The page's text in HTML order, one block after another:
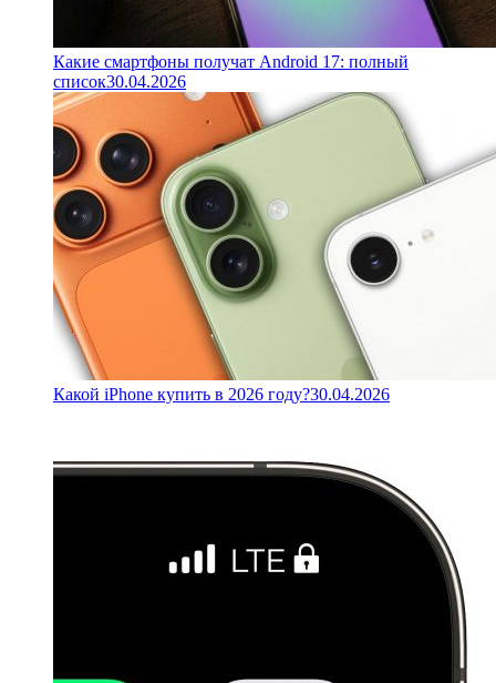
Какие смартфоны получат Android 17: полный
список30.04.2026
Какой iPhone купить в 2026 году?30.04.2026